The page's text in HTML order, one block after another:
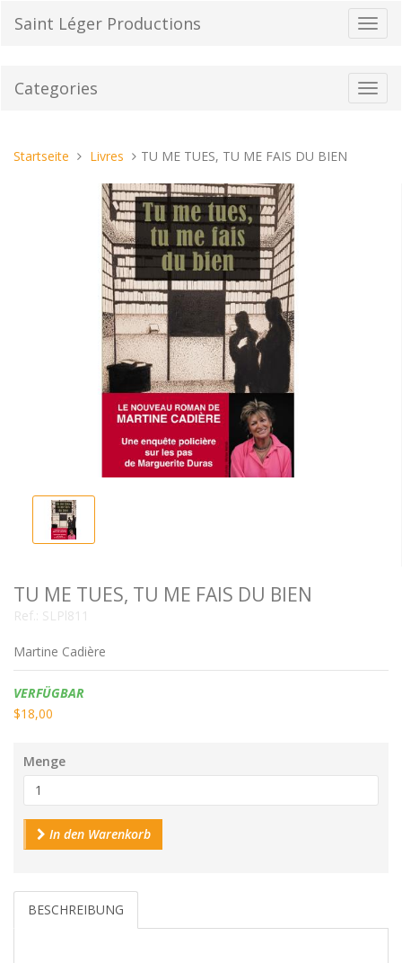
zumSaint Léger Productions
Categories
Sie
Startseite Livres TU ME TUES, TU ME FAIS DU BIEN
TU ME TUES, TU ME FAIS DU BIEN
Ref.: SLPl811
Martine Cadière
Verfügbarkeit:
VERFÜGBAR
$18,00
Menge
In den Warenkorb
BESCHREIBUNG